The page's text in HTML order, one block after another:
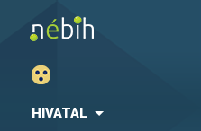
HIVATAL